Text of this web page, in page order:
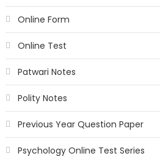
Online Form
Online Test
Patwari Notes
Polity Notes
Previous Year Question Paper
Psychology Online Test Series